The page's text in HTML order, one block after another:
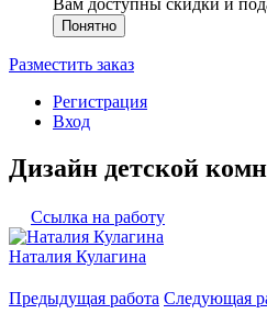
Вам доступны скидки и
Понятно
Разместить заказ
Регистрация
Вход
Дизайн детской
Ссылка на работу
Наталия Кулагина
Предыдущая работа Следующая